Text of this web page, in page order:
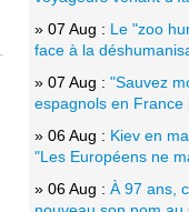
» 07 Aug : Le "zoo
face à la
» 07 Aug : "Sauvez
espagnols en
» 06 Aug : Kiev en
"Les Européens ne
» 06 Aug : À 97 ans,